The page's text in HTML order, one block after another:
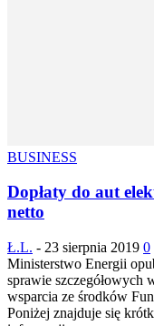
BUSINESS
Dopłaty do aut
netto
Ł.L. - 23 sierpnia 2019 0
Ministerstwo Energii
sprawie szczegółowych
wsparcia ze środków
Poniżej znajduje się